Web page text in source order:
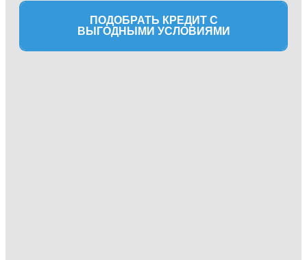
ПОДОБРАТЬ КРЕДИТ С
ВЫГОДНЫМИ УСЛОВИЯМИ